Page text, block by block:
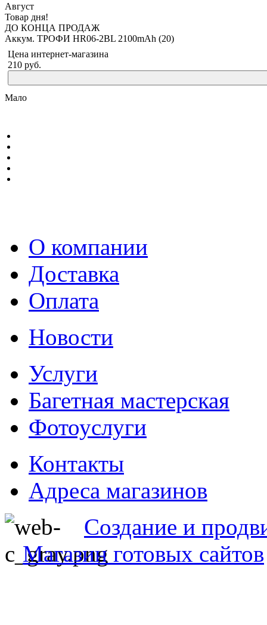
Август
Товар дня!
ДО КОНЦА ПРОДАЖ
Аккум. ТРОФИ HR06-2BL 2100mAh (20)
Цена интернет-магазина
210 руб.
Мало
О компании
Доставка
Оплата
Новости
Услуги
Багетная мастерская
Фотоуслуги
Контакты
Адреса магазинов
Создание и
Магазин готовых сайтов